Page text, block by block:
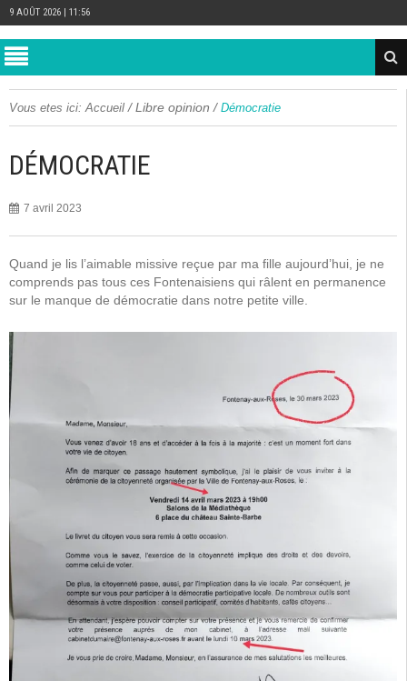
9 AOÛT 2026 | 11:56
Vous etes ici: Accueil /Libre opinion / Démocratie
DÉMOCRATIE
7 avril 2023
Quand je lis l’aimable missive reçue par ma fille aujourd’hui, je ne
comprends pas tous ces Fontenaisiens qui râlent en permanence
sur le manque de démocratie dans notre petite ville.